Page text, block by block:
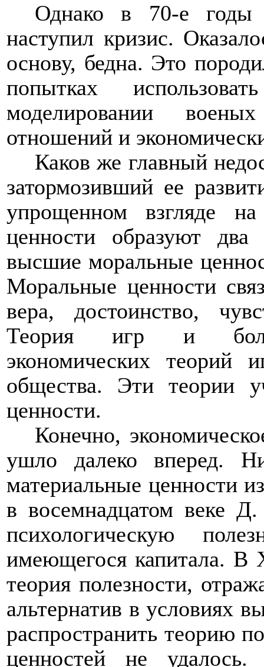
Однако в 70-е годы
наступил кризис.
основу, бедна. Это
попытках
моделировании
отношений и
Каков же главный
затормозивший ее
упрощенном взгляде
ценности образуют
высшие моральные
Моральные ценности
вера, достоинство,
Теория игр и
экономических теорий
общества. Эти теории
ценности.
Конечно,
ушло далеко вперед.
материальные ценности
в восемнадцатом веке Д.
психологическую
имеющегося капитала. В
теория полезности,
альтернатив в условиях
распространить теорию
ценностей не